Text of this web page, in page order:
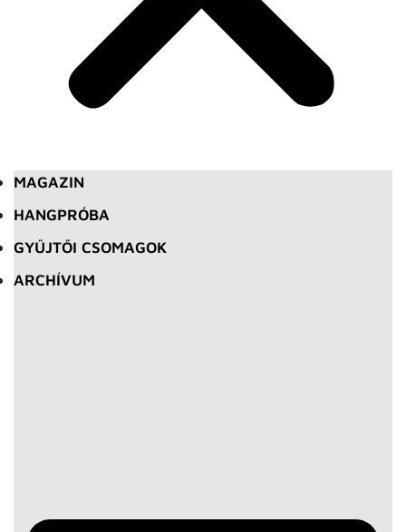
MAGAZIN
HANGPRÓBA
GYŰJTŐI CSOMAGOK
ARCHÍVUM